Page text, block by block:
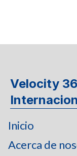
Velocity
Inicio
Acerca de